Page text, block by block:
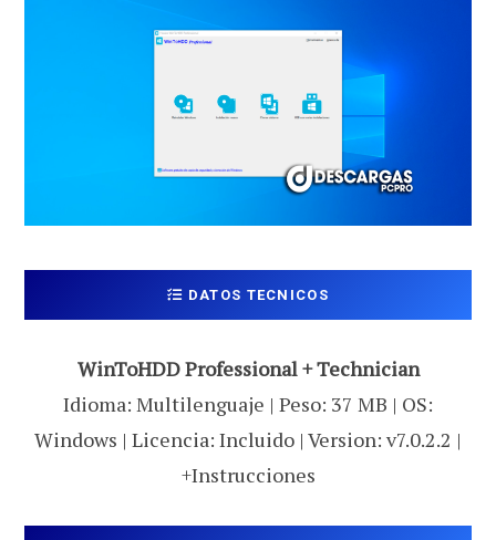
DATOS TECNICOS
WinToHDD Professional + Technician
Idioma: Multilenguaje | Peso: 37 MB | OS:
Windows | Licencia: Incluido | Version: v7.0.2.2 |
+Instrucciones